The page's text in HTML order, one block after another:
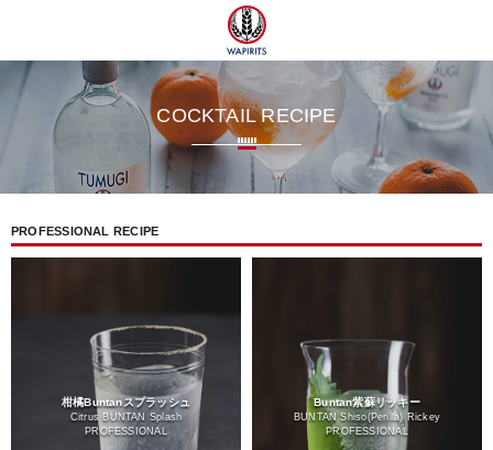
COCKTAIL RECIPE
PROFESSIONAL RECIPE
柑橘Buntanスプラッシュ
Citrus BUNTAN Splash
PROFESSIONAL
Buntan紫蘇リッキー
BUNTAN Shiso(Perilla) Rickey
PROFESSIONAL